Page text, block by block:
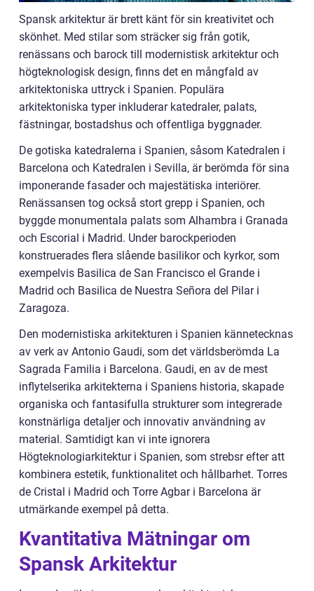
Spansk arkitektur är brett känt för sin kreativitet och
skönhet. Med stilar som sträcker sig från gotik,
renässans och barock till modernistisk arkitektur och
högteknologisk design, finns det en mångfald av
arkitektoniska uttryck i Spanien. Populära
arkitektoniska typer inkluderar katedraler, palats,
fästningar, bostadshus och offentliga byggnader.
De gotiska katedralerna i Spanien, såsom Katedralen i
Barcelona och Katedralen i Sevilla, är berömda för sina
imponerande fasader och majestätiska interiörer.
Renässansen tog också stort grepp i Spanien, och
byggde monumentala palats som Alhambra i Granada
och Escorial i Madrid. Under barockperioden
konstruerades flera slående basilikor och kyrkor, som
exempelvis Basilica de San Francisco el Grande i
Madrid och Basilica de Nuestra Señora del Pilar i
Zaragoza.
Den modernistiska arkitekturen i Spanien kännetecknas
av verk av Antonio Gaudi, som det världsberömda La
Sagrada Familia i Barcelona. Gaudi, en av de mest
inflytelserika arkitekterna i Spaniens historia, skapade
organiska och fantasifulla strukturer som integrerade
konstnärliga detaljer och innovativ användning av
material. Samtidigt kan vi inte ignorera
Högteknologiarkitektur i Spanien, som strebsr efter att
kombinera estetik, funktionalitet och hållbarhet. Torres
de Cristal i Madrid och Torre Agbar i Barcelona är
utmärkande exempel på detta.
Kvantitativa Mätningar om
Spansk Arkitektur